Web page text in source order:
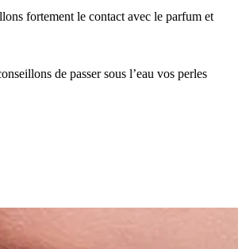
fortement le contact avec le parfum et
de passer sous l’eau vos perles